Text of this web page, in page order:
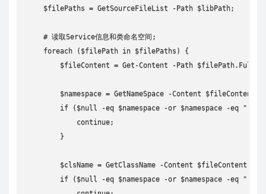
    $filePaths = GetSourceFileList -Path $libPath;
    # 读取Service信息和类命名空间;
    foreach ($filePath in $filePaths) {
$fileContent = Get-Content -Path
        $namespace = GetNameSpace -Content $fileContent;
if ($null -eq $namespace -or $namespace -eq "" )
            continue;
        }
        $clsName = GetClassName -Content $fileContent;
if ($null -eq $namespace -or $namespace -eq "" )